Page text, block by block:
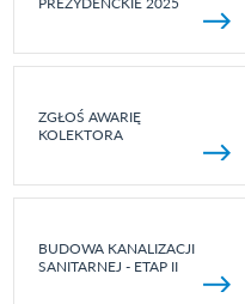
ZGŁOŚ AWARIĘ
KOLEKTORA
BUDOWA KANALIZACJI
SANITARNEJ - ETAP II